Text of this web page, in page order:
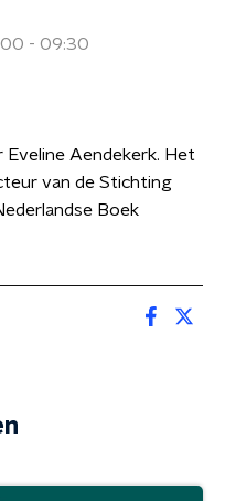
- 09:30
Eveline Aendekerk. Het
van de Stichting
Boek